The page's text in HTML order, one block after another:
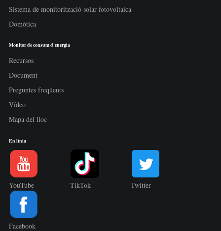
Sistema de monitorització solar fotovoltaica
Domòtica
Monitor de consum d'energia
Recursos
Document
Preguntes freqüents
Vídeo
Mapa del lloc
En línia
YouTube TikTok Twitter
Facebook